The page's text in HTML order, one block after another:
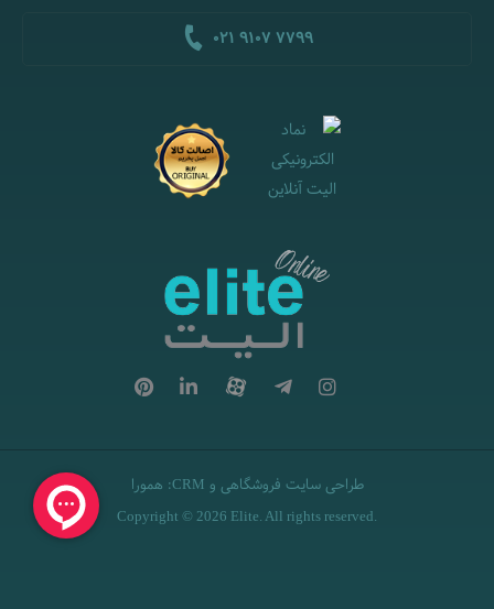
021 9107 7799
طراحی سایت فروشگاهی و CRM
: همورا
Copyright © 2026 Elite. All rights reserved.